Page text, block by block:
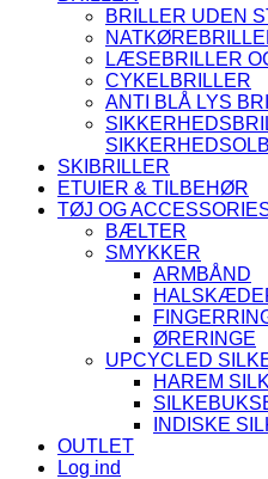
BRILLER UDEN
LÆSEBRILLER
CYKELBRILLER
ANTI BLÅ LYS
SKIBRILLER
ETUIER & TILBEHØR
TØJ OG
BÆLTER
SMYKKER
ARMBÅND
ØRERINGE
UPCYCLED
HAREM
INDISKE
OUTLET
Log ind